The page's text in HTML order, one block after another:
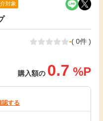
対象
-( 0件 )
購入額の 0.7 %P
認する